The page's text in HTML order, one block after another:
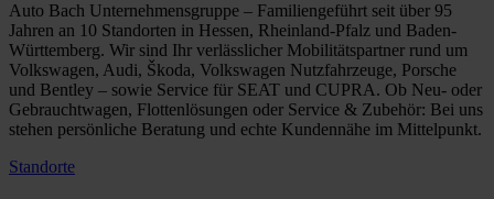
Auto Bach Unternehmensgruppe – Familiengeführt seit über 95
Jahren an 10 Standorten in Hessen, Rheinland-Pfalz und Baden-
Württemberg. Wir sind Ihr verlässlicher Mobilitätspartner rund um
Volkswagen, Audi, Škoda, Volkswagen Nutzfahrzeuge, Porsche
und Bentley – sowie Service für SEAT und CUPRA. Ob Neu- oder
Gebrauchtwagen, Flottenlösungen oder Service & Zubehör: Bei uns
stehen persönliche Beratung und echte Kundennähe im Mittelpunkt.
Standorte